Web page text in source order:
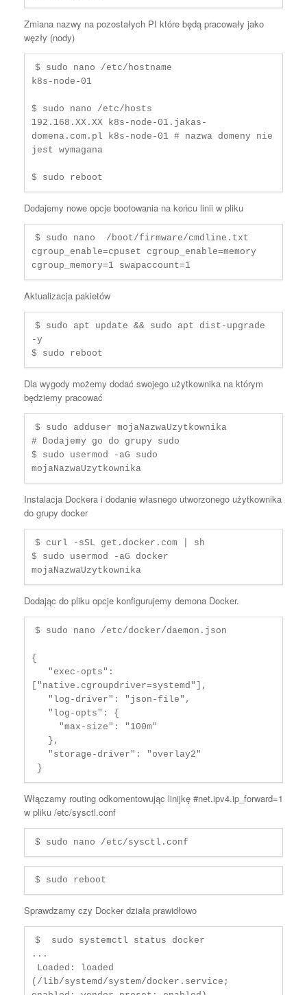
Zmiana nazwy na pozostałych PI które będą pracowały jako
węzły (nody)
$ sudo nano /etc/hostname
k8s-node-01
$ sudo nano /etc/hosts
192.168.XX.XX k8s-node-01.jakas-
domena.com.pl k8s-node-01 # nazwa domeny nie
jest wymagana
$ sudo reboot
Dodajemy nowe opcje bootowania na końcu linii w pliku
$ sudo nano  /boot/firmware/cmdline.txt
cgroup_enable=cpuset cgroup_enable=memory
cgroup_memory=1 swapaccount=1
Aktualizacja pakietów
$ sudo apt update && sudo apt dist-upgrade
-y
$ sudo reboot
Dla wygody możemy dodać swojego użytkownika na którym
będziemy pracować
$ sudo adduser mojaNazwaUzytkownika
# Dodajemy go do grupy sudo
$ sudo usermod -aG sudo
mojaNazwaUzytkownika
Instalacja Dockera i dodanie własnego utworzonego użytkownika
do grupy docker
$ curl -sSL get.docker.com | sh
$ sudo usermod -aG docker
mojaNazwaUzytkownika
Dodając do pliku opcje konfigurujemy demona Docker.
$ sudo nano /etc/docker/daemon.json
{
["native.cgroupdriver=systemd"],
}
Włączamy routing odkomentowując linijkę #net.ipv4.ip_forward=1
w pliku /etc/sysctl.conf
$ sudo nano /etc/sysctl.conf
$ sudo reboot
Sprawdzamy czy Docker działa prawidłowo
$  sudo systemctl status docker
...
(/lib/systemd/system/docker.service;